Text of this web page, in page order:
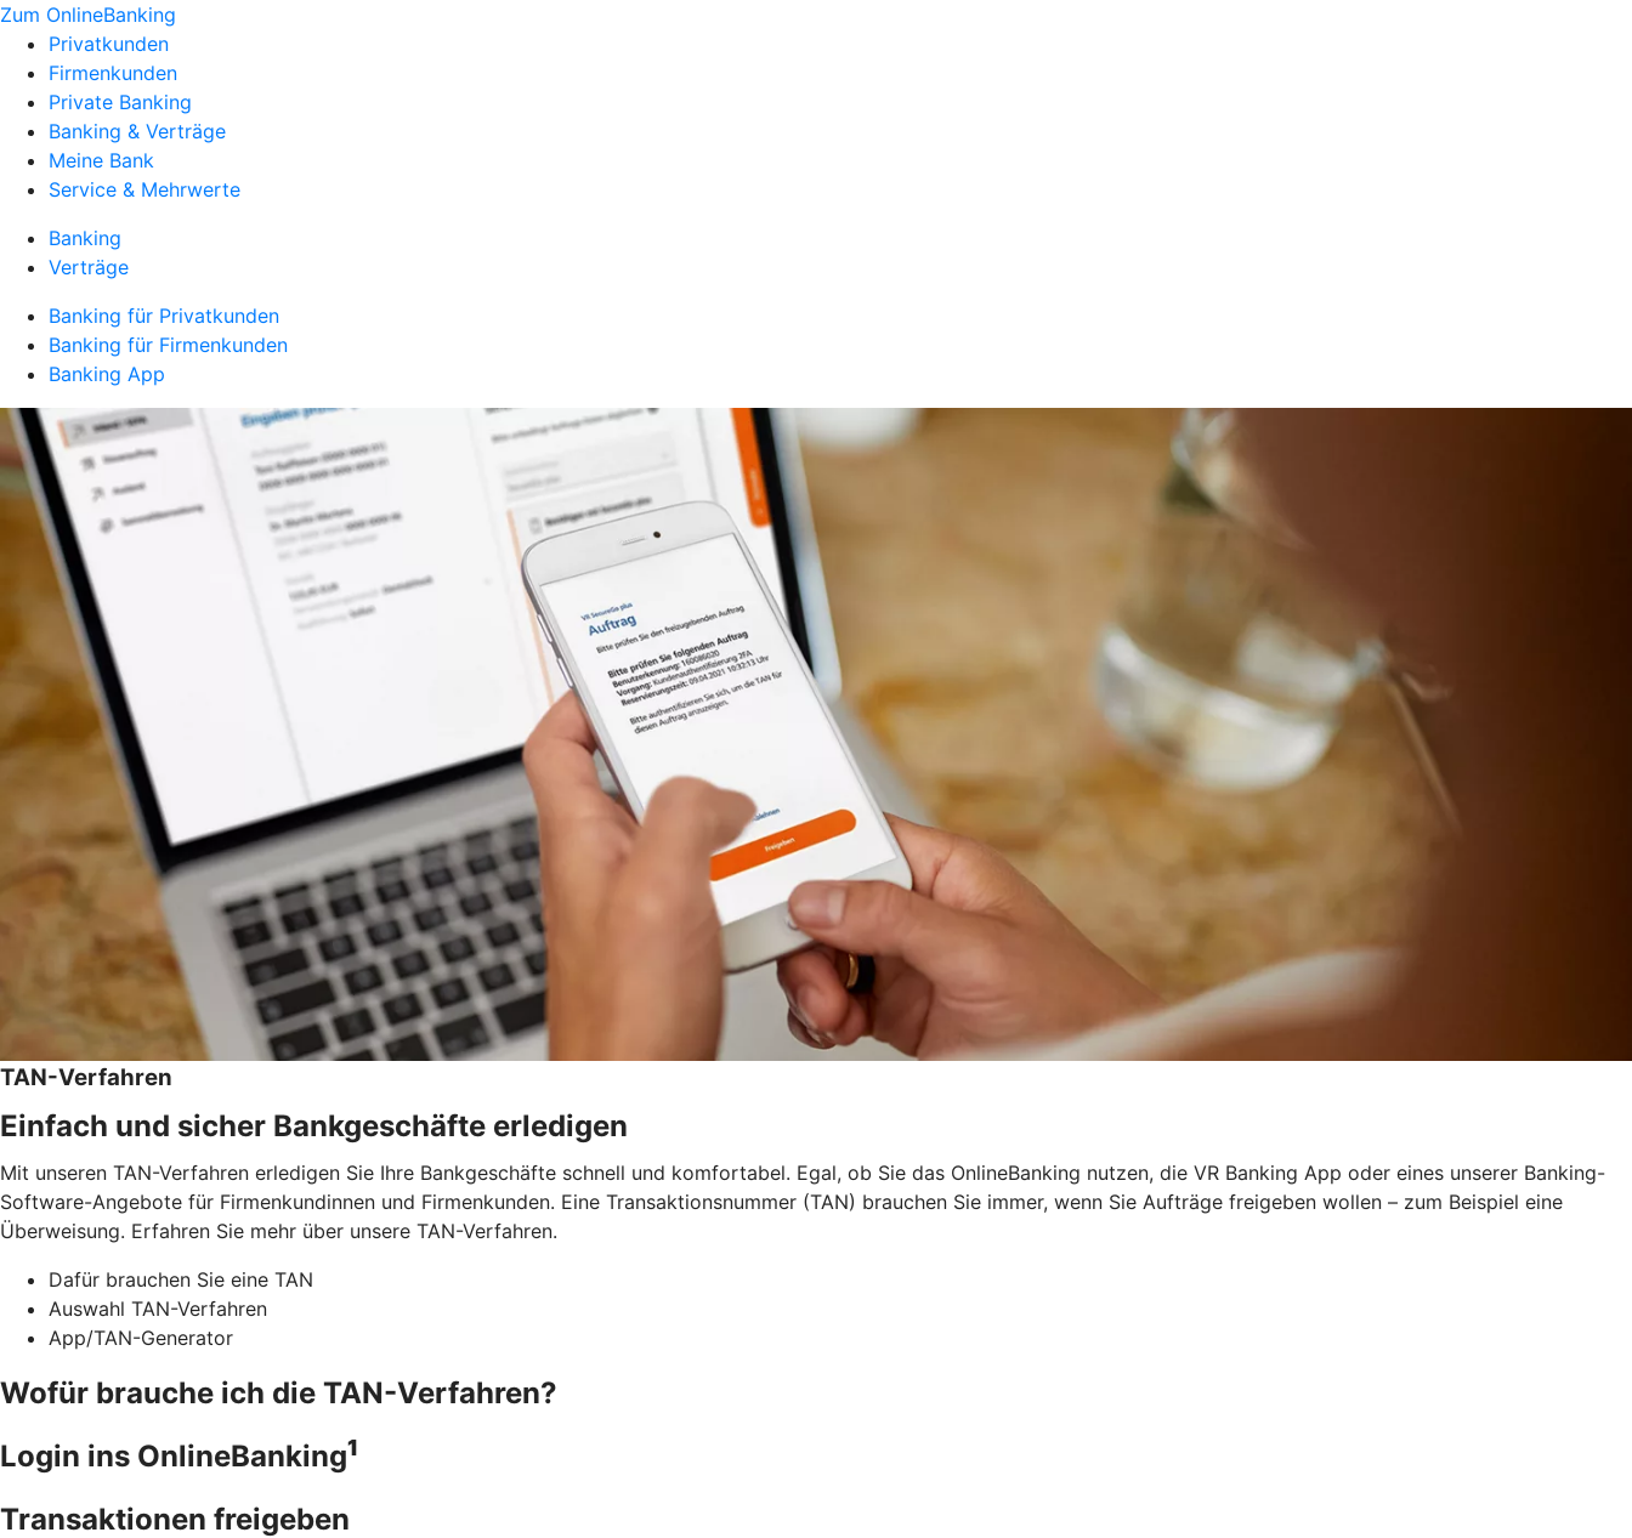
Zum OnlineBanking
Privatkunden
Firmenkunden
Private Banking
Banking & Verträge
Meine Bank
Service & Mehrwerte
Banking
Verträge
Banking für Privatkunden
Banking für Firmenkunden
Banking App
TAN-Verfahren
Einfach und sicher Bankgeschäfte erledigen
Mit unseren TAN-Verfahren erledigen Sie Ihre Bankgeschäfte schnell und komfortabel. Egal, ob Sie das OnlineBanking nutzen, die VR Banking App oder eines unserer Banking-
Software-Angebote für Firmenkundinnen und Firmenkunden. Eine Transaktionsnummer (TAN) brauchen Sie immer, wenn Sie Aufträge freigeben wollen – zum Beispiel eine
Überweisung. Erfahren Sie mehr über unsere TAN-Verfahren.
Dafür brauchen Sie eine TAN
Auswahl TAN-Verfahren
App/TAN-Generator
Wofür brauche ich die TAN-Verfahren?
Login ins OnlineBanking1
Transaktionen freigeben